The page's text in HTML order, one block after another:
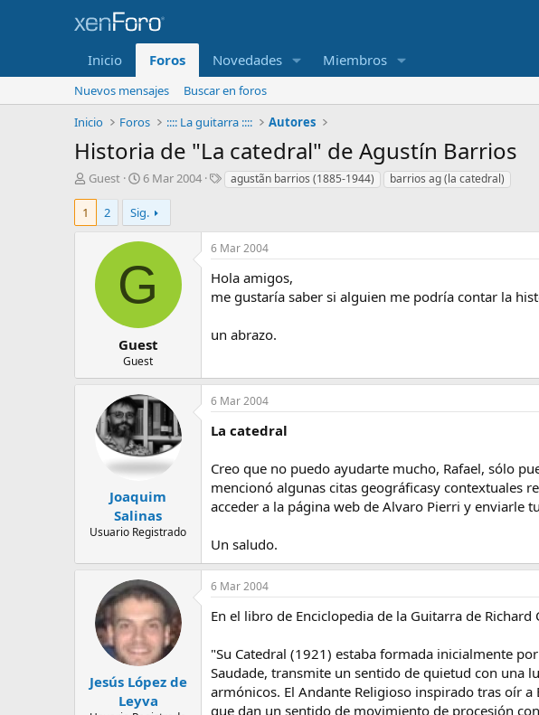
Inicio Foros Novedades Miembros
Nuevos mensajes
Buscar en foros
Inicio
Foros :::: La guitarra :::: Autores
Historia de "La catedral" de Agustín Barrios
I
c
Guest
F
c
h
a
e
i
n
i
c
i
6 Mar 2004
E
u
e
t
a
s
agustã­n barrios (1885-1944) barrios ag (la catedral)
1 2 Sig.
G
Guest
Guest
6 Mar 2004
Hola amigos,
me gustaría saber si alguien me podría contar la
un abrazo.
Joaquim
Salinas
Usuario Registrado
6 Mar 2004
La catedral
Creo que no puedo ayudarte mucho, Rafael, sólo
mencionó algunas citas geográficasy contextuales
acceder a la página web de Alvaro Pierri y enviarle
Un saludo.
Jesús López de
Leyva
6 Mar 2004
En el libro de Enciclopedia de la Guitarra de Richard
"Su Catedral (1921) estaba formada inicialmente
Saudade, transmite un sentido de quietud con una
armónicos. El Andante Religioso inspirado tras oír
que dan un sentido de movimiento de procesión